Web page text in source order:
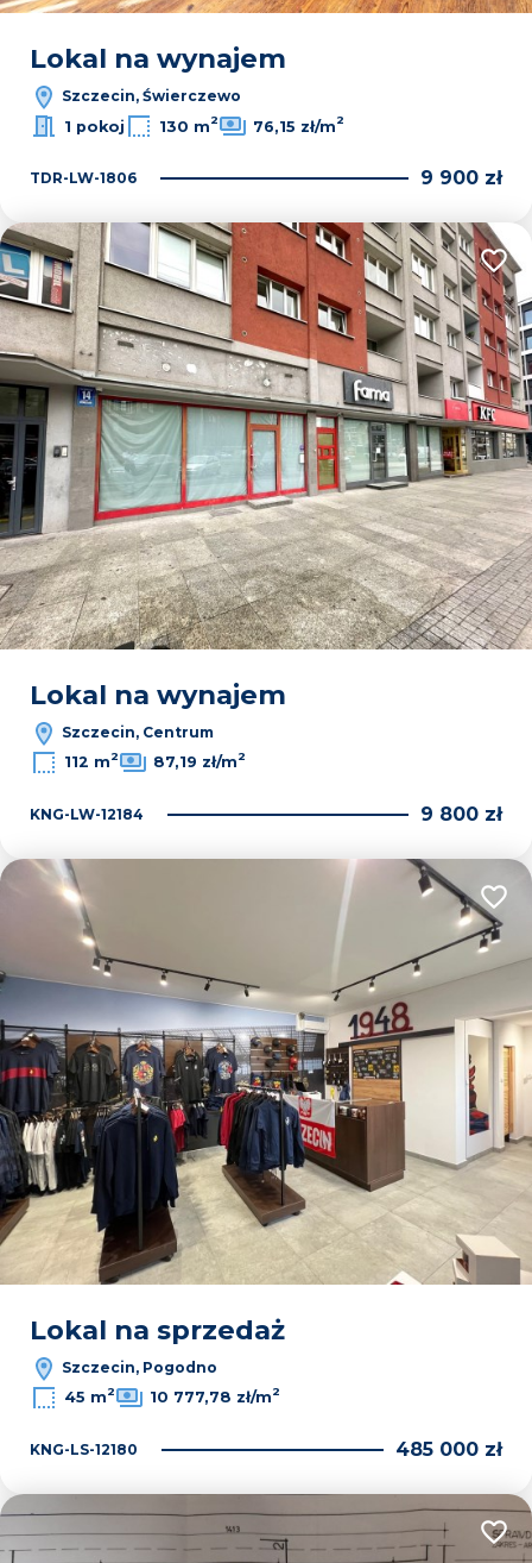
Lokal na wynajem
Szczecin, Świerczewo
1 pokoj
130 m2 76,15 zł/m2
TDR-LW-1806 9 900 zł
Lokal na wynajem
Szczecin, Centrum
112 m2 87,19 zł/m2
KNG-LW-12184 9 800 zł
Lokal na sprzedaż
Szczecin, Pogodno
45 m2 10 777,78 zł/m2
KNG-LS-12180 485 000 zł